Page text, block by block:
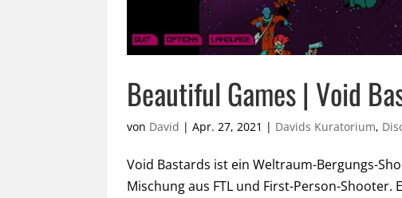
Beautiful Games | Void
von David |Apr. 27, 2021 | Davids Kuratorium,
Void Bastards ist ein Weltraum-Bergungs-
Mischung aus FTL und First-Person-Shooter.